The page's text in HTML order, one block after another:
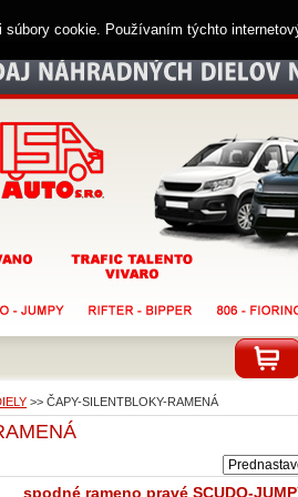
>> ČAPY-SILENTBLOKY-RAMENÁ
spodné rameno pravé SCUDO-
cookie. Používaním týchto